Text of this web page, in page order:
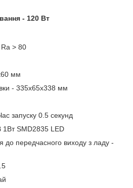
- 120 Вт
Ra > 80
мм
- 335х65х338 мм
запуску 0.5 секунд
1Вт SMD2835 LED
до передчасного виходу з ладу -